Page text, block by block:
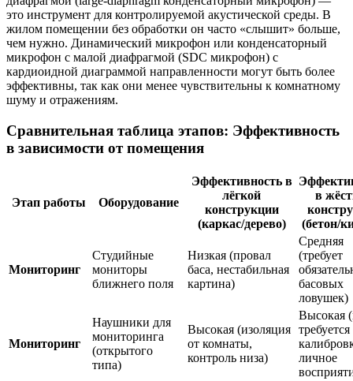
это инструмент для контролируемой акустической среды. В
жилом помещении без обработки он часто «слышит» больше,
чем нужно. Динамический микрофон или конденсаторный
микрофон с малой диафрагмой (SDC микрофон) с
кардиоидной диаграммой направленности могут быть более
эффективны, так как они менее чувствительны к комнатному
шуму и отражениям.
Сравнительная таблица этапов: Эффективность
в зависимости от помещения
Этап работы Оборудование
Эффективность в
лёгкой
конструкции
(каркас/дерево)
в
(бетон/
Мониторинг
Студийные
мониторы
ближнего поля
Низкая (провал
баса, нестабильная
картина)
Средняя
(требует
басовых
ловушек)
Мониторинг
Наушники для
мониторинга
(открытого
типа)
Высокая (изоляция
от комнаты,
контроль низа)
Высокая
требуется
личное